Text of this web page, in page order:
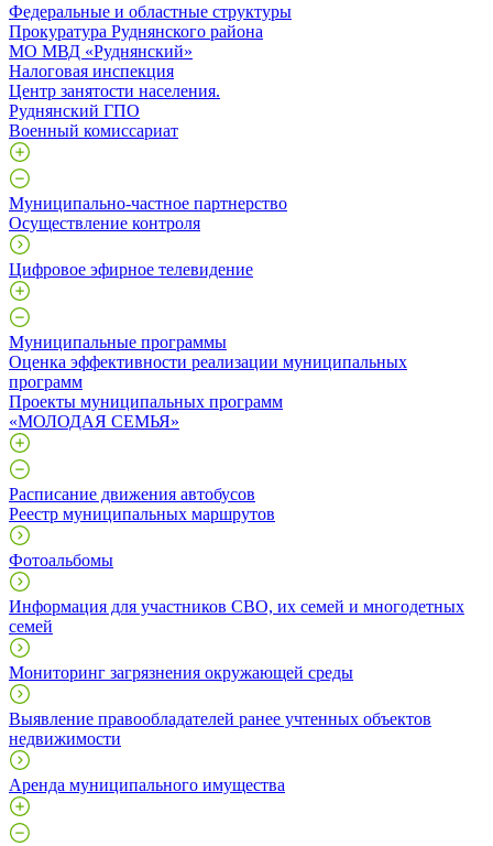
Федеральные и областные структуры
Прокуратура Руднянского района
МО МВД «Руднянский»
Налоговая инспекция
Центр занятости населения.
Руднянский ГПО
Военный комиссариат
Муниципально-частное партнерство
Осуществление контроля
Цифровое эфирное телевидение
Муниципальные программы
Оценка эффективности реализации муниципальных
программ
Проекты муниципальных программ
«МОЛОДАЯ СЕМЬЯ»
Расписание движения автобусов
Реестр муниципальных маршрутов
Фотоальбомы
Информация для участников СВО, их семей и многодетных
семей
Мониторинг загрязнения окружающей среды
Выявление правообладателей ранее учтенных объектов
недвижимости
Аренда муниципального имущества